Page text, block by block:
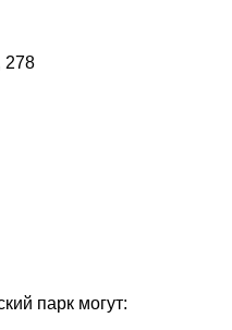
278
парк могут: